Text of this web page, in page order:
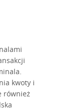
kwoty i
również